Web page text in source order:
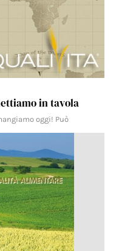
in tavola
oggi! Può